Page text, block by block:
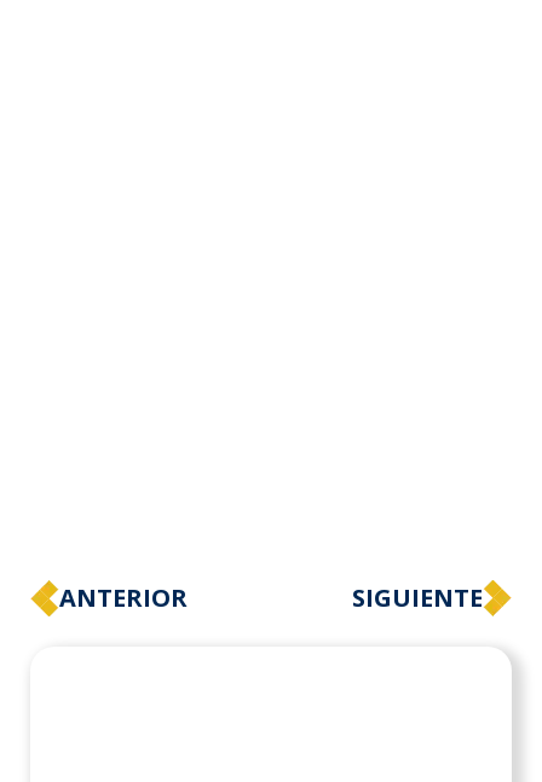
ANTERIOR SIGUIENTE